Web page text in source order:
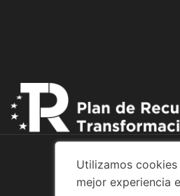
Utilizamos
mejor experiencia